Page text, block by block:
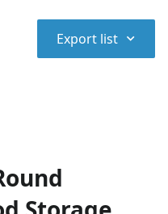
Export list ⌃